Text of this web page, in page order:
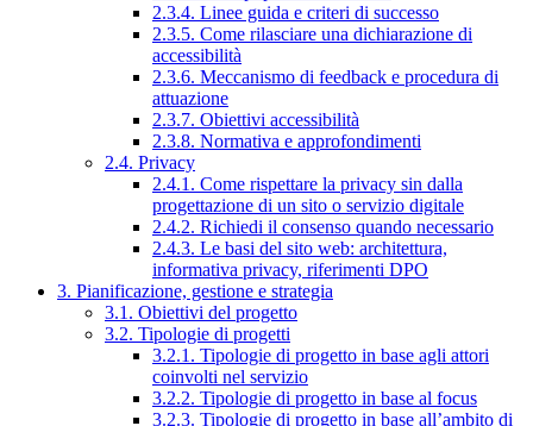
2.3.4. Linee guida e criteri di successo
2.3.5. Come rilasciare una dichiarazione di
accessibilità
2.3.6. Meccanismo di feedback e procedura di
attuazione
2.3.7. Obiettivi accessibilità
2.3.8. Normativa e approfondimenti
2.4. Privacy
2.4.1. Come rispettare la privacy sin dalla
progettazione di un sito o servizio digitale
2.4.2. Richiedi il consenso quando necessario
2.4.3. Le basi del sito web: architettura,
informativa privacy, riferimenti DPO
3. Pianificazione, gestione e strategia
3.1. Obiettivi del progetto
3.2. Tipologie di progetti
3.2.1. Tipologie di progetto in base agli attori
coinvolti nel servizio
3.2.2. Tipologie di progetto in base al focus
3.2.3. Tipologie di progetto in base all’ambito di